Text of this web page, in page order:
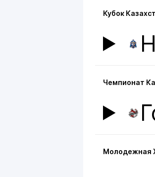
Кубок
Чемпионат
Молодежная